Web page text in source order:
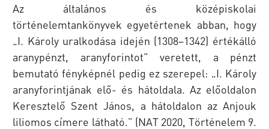
Az általános és középiskolai
történelemtankönyvek egyetértenek abban, hogy
„I. Károly uralkodása idején (1308–1342) értékálló
aranypénzt, aranyforintot” veretett, a pénzt
bemutató fényképnél pedig ez szerepel: „I. Károly
aranyforintjának elő- és hátoldala. Az előoldalon
Keresztelő Szent János, a hátoldalon az Anjouk
liliomos címere látható.” (NAT 2020, Történelem 9.